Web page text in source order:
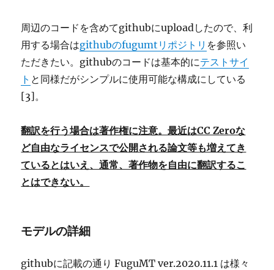
周辺のコードを含めてgithubにuploadしたので、利
用する場合はgithubのfugumtリポジトリ を参照い
ただきたい。githubのコードは基本的にテストサイ
ト と同様だがシンプルに使用可能な構成にしている
[3]。
翻訳を行う場合は著作権に注意。最近はCC Zeroな
ど自由なライセンスで公開される論文等も増えてき
ているとはいえ、通常、著作物を自由に翻訳するこ
とはできない。
モデルの詳細
githubに記載の通り FuguMT ver.2020.11.1 は様々